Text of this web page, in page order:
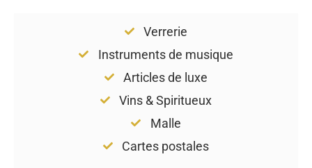
Verrerie
Instruments de musique
Articles de luxe
Vins & Spiritueux
Malle
Cartes postales